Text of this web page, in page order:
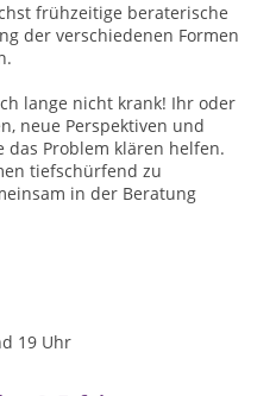
frühzeitige beraterische
der verschiedenen Formen
lange nicht krank! Ihr oder
neue Perspektiven und
das Problem klären helfen.
tiefschürfend zu
in der Beratung
19 Uhr